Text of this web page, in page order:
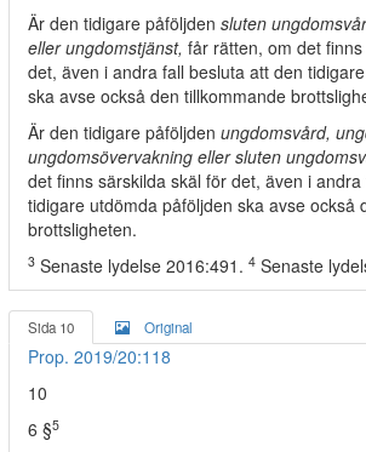
Är den tidigare påföljden sluten
eller ungdomstjänst, får rätten, om det
det, även i andra fall besluta att den
ska avse också den tillkommande
Är den tidigare påföljden ungdomsvård,
ungdomsövervakning eller sluten
det finns särskilda skäl för det, även i
tidigare utdömda påföljden ska avse också
brottsligheten.
3 Senaste lydelse 2016:491. 4 Senaste
Sida 10 Original
Prop. 2019/20:118
10
6 §5